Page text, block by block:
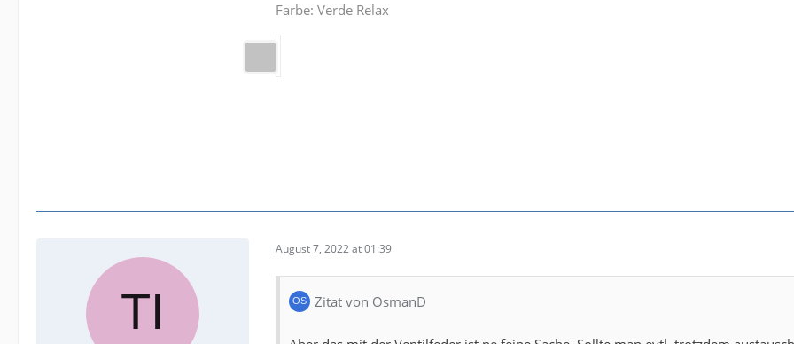
Farbe: Verde Relax
August 7, 2022 at 01:39
Zitat von OsmanD